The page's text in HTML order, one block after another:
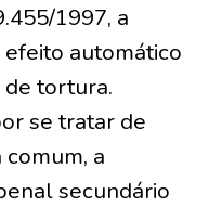
1997, a
automático
de tortura.
se tratar de
comum, a
secundário